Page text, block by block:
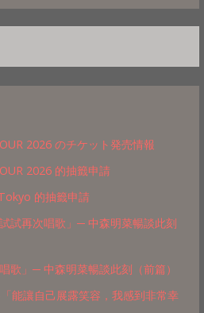
2026 のチケット発売情報
2026 的抽籤申請
的抽籤申請
試再次唱歌」─ 中森明菜暢談此刻
歌」─ 中森明菜暢談此刻（前篇）
能讓自己展露笑容，我感到非常幸